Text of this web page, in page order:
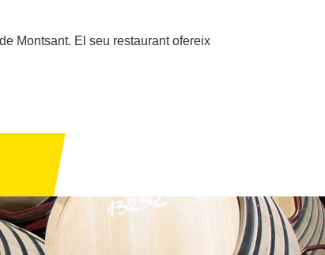
Montsant. El seu restaurant ofereix